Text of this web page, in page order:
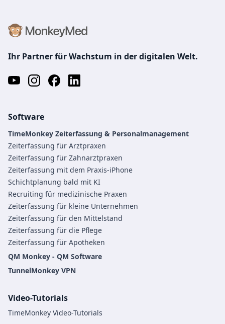
Ihr Partner für Wachstum in der digitalen Welt.
Software
TimeMonkey Zeiterfassung & Personalmanagement
Zeiterfassung für Arztpraxen
Zeiterfassung für Zahnarztpraxen
Zeiterfassung mit dem Praxis-iPhone
Schichtplanung bald mit KI
Recruiting für medizinische Praxen
Zeiterfassung für kleine Unternehmen
Zeiterfassung für den Mittelstand
Zeiterfassung für die Pflege
Zeiterfassung für Apotheken
QM Monkey - QM Software
TunnelMonkey VPN
Video-Tutorials
TimeMonkey Video-Tutorials